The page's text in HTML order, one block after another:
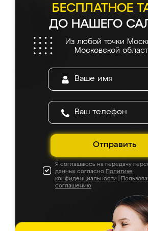
БЕСПЛАТНОЕ
ДО НАШЕГО
Из любой точки
Московской
Отправить
Я соглашаюсь на передачу
данных согласно Политике
конфиденциальности
соглашению